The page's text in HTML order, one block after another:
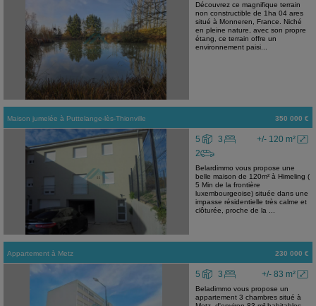
Découvrez ce magnifique terrain
non constructible de 1ha 04 ares
situé à Monneren, France. Niché
en pleine nature, avec son propre
étang, ce terrain offre un
environnement paisi...
Maison jumelée à Puttelange-lès-Thionville 350 000 €
+/- 120 m²
5
3
2
Belardimmo vous propose une
belle maison de 120m² à Himeling (
5 Min de la frontière
luxembourgeoise) située dans une
impasse résidentielle très calme et
clôturée, proche de la ...
Appartement à Metz 230 000 €
+/- 83 m²
5 3
Beladimmo vous propose un
appartement 3 chambres situé à